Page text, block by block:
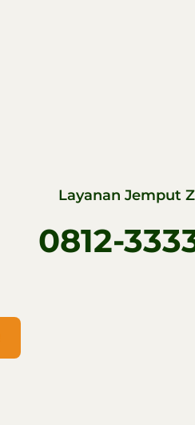
Layanan Jemput
0812-